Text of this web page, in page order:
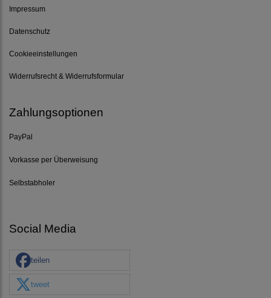
Impressum
Datenschutz
Cookieeinstellungen
Widerrufsrecht & Widerrufsformular
Zahlungsoptionen
PayPal
Vorkasse per Überweisung
Selbstabholer
Social Media
teilen
tweet